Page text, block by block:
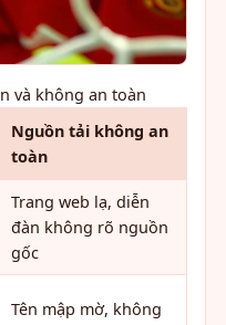
và không an toàn
Nguồn tải không an
toàn
Trang web lạ, diễn
đàn không rõ nguồn
gốc
Tên mập mờ, không